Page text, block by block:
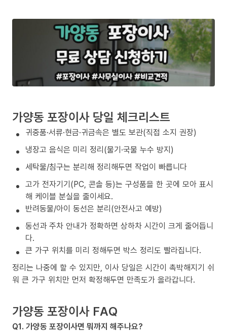
가양동 포장이사 당일 체크리스트
귀중품·서류·현금·귀금속은 별도 보관(직접 소지 권장)
냉장고 음식은 미리 정리(물기·국물 누수 방지)
세탁물/침구는 분리해 정리해두면 작업이 빠릅니다
고가 전자기기(PC, 콘솔 등)는 구성품을 한 곳에 모아 표시
해 케이블 분실을 줄이세요.
반려동물/아이 동선은 분리(안전사고 예방)
동선과 주차 안내가 정확하면 상하차 시간이 크게 줄어듭니
다.
큰 가구 위치를 미리 정해두면 박스 정리도 빨라집니다.
정리는 나중에 할 수 있지만, 이사 당일은 시간이 촉박해지기 쉬
워 큰 가구 위치만 먼저 확정해두면 만족도가 올라갑니다.
가양동 포장이사 FAQ
Q1. 가양동 포장이사면 뭐까지 해주나요?